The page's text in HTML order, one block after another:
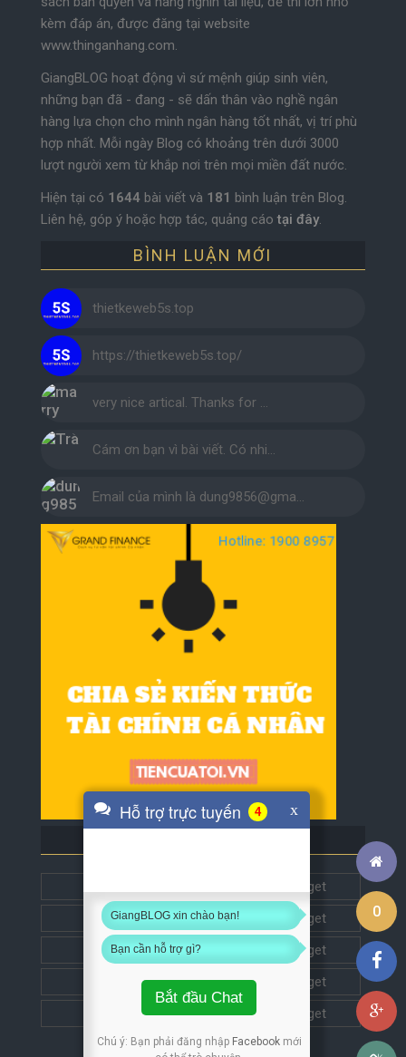
0
kèm đáp án, được đăng tại website
www.thinganhang.com.
GiangBLOG hoạt động vì sứ mệnh giúp sinh viên,
những bạn đã - đang - sẽ dấn thân vào nghề ngân
hàng lựa chọn cho mình ngân hàng tốt nhất, vị trí phù
hợp nhất. Mỗi ngày Blog có khoảng trên dưới 3000
lượt người xem từ khắp nơi trên mọi miền đất nước.
Hiện tại có 1644bài viết và 181 bình luận trên Blog.
Liên hệ, góp ý hoặc hợp tác, quảng cáotại đây.
BÌNH LUẬN MỚI
thietkeweb5s.top
https://thietkeweb5s.top/
very nice artical. Thanks for …
Cám ơn bạn vì bài viết. Có nhi…
Email của mình là dung9856@gma…
Get this widget
Đặt liên kết
Get this widget
Đặt liên kết
Get this widget
Đặt liên kết
Get this widget
Đặt liên kết
Get this widget
Hỗ trợ trực tuyến 4 x
GiangBLOG xin chào bạn!
Bạn cần hỗ trợ gì?
Bắt đầu Chat
Chú ý: Bạn phải đăng nhập Facebookmới